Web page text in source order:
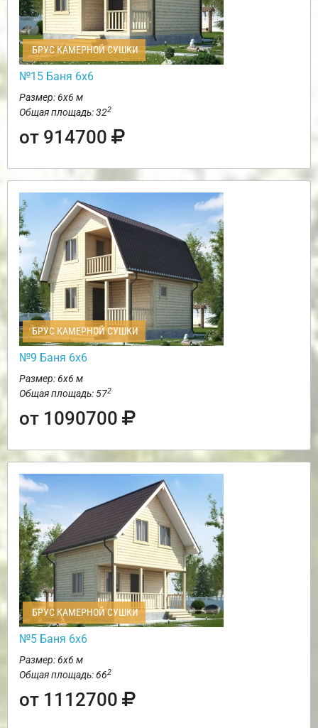
БРУС КАМЕРНОЙ СУШКИ
№15 Баня 6х6
Размер: 6х6 м
Общая площадь: 322
от 914700
БРУС КАМЕРНОЙ СУШКИ
№9 Баня 6х6
Размер: 6х6 м
Общая площадь: 572
от 1090700
БРУС КАМЕРНОЙ СУШКИ
№5 Баня 6х6
Размер: 6х6 м
Общая площадь: 662
от 1112700